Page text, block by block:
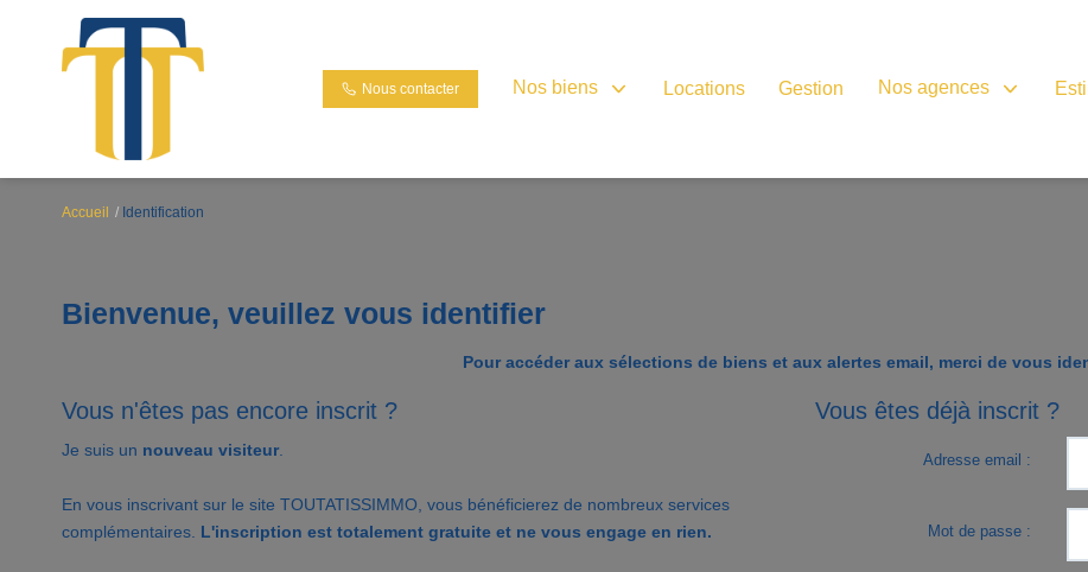
Nous contacter Nos biens Locations Gestion Nos agences
Accueil Identification
Bienvenue, veuillez vous identifier
Pour accéder aux sélections de biens et aux alertes email, merci de vous
Vous n'êtes pas encore inscrit ?
Je suis un nouveau visiteur
En vous inscrivant sur le site TOUTATISSIMMO, vous bénéficierez de nombreux services
complémentaires. L'inscription est totalement gratuite et ne vous engage en rien.
Vous êtes déjà inscrit ?
Adresse email :
Mot de passe :